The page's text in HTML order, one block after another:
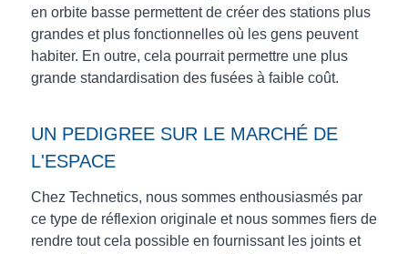
en orbite basse permettent de créer des stations plus
grandes et plus fonctionnelles où les gens peuvent
habiter. En outre, cela pourrait permettre une plus
grande standardisation des fusées à faible coût.
UN PEDIGREE SUR LE MARCHÉ DE
L'ESPACE
Chez Technetics, nous sommes enthousiasmés par
ce type de réflexion originale et nous sommes fiers de
rendre tout cela possible en fournissant les joints et